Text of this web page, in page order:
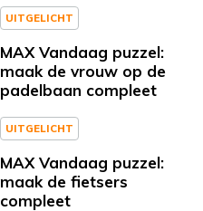
UITGELICHT
MAX Vandaag puzzel:
maak de vrouw op de
padelbaan compleet
UITGELICHT
MAX Vandaag puzzel:
maak de fietsers
compleet